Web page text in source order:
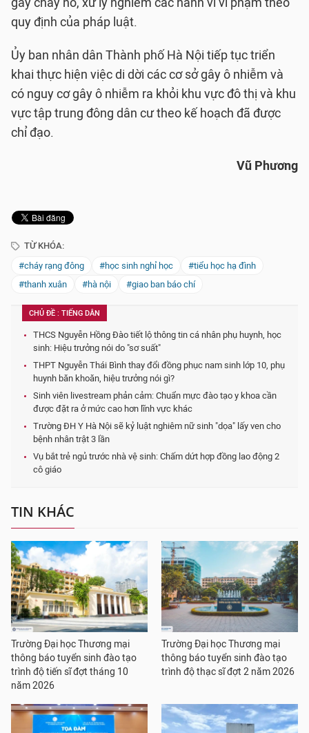
quy định của pháp luật.
Ủy ban nhân dân Thành phố Hà Nội tiếp tục triển
khai thực hiện việc di dời các cơ sở gây ô nhiễm và
có nguy cơ gây ô nhiễm ra khỏi khu vực đô thị và khu
vực tập trung đông dân cư theo kế hoạch đã được
chỉ đạo.
Vũ Phương
TỪ KHÓA:
#cháy rạng đông
#học sinh nghỉ học
#tiểu học hạ đình
#thanh xuân
#hà nội #giao ban báo chí
CHỦ ĐỀ : TIẾNG DÂN
THCS Nguyễn Hồng Đào tiết lộ thông tin cá nhân phụ huynh, học
sinh: Hiệu trưởng nói do "sơ suất"
THPT Nguyễn Thái Bình thay đổi đồng phục nam sinh lớp 10, phụ
huynh băn khoăn, hiệu trưởng nói gì?
Sinh viên livestream phản cảm: Chuẩn mực đào tạo y khoa cần
được đặt ra ở mức cao hơn lĩnh vực khác
Trường ĐH Y Hà Nội sẽ kỷ luật nghiêm nữ sinh "dọa" lấy ven cho
bệnh nhân trật 3 lần
Vụ bắt trẻ ngủ trước nhà vệ sinh: Chấm dứt hợp đồng lao động 2
cô giáo
TIN KHÁC
Trường Đại học Thương mại
thông báo tuyển sinh đào tạo
trình độ tiến sĩ đợt tháng 10
năm 2026
Trường Đại học Thương mại
thông báo tuyển sinh đào tạo
trình độ thạc sĩ đợt 2 năm 2026